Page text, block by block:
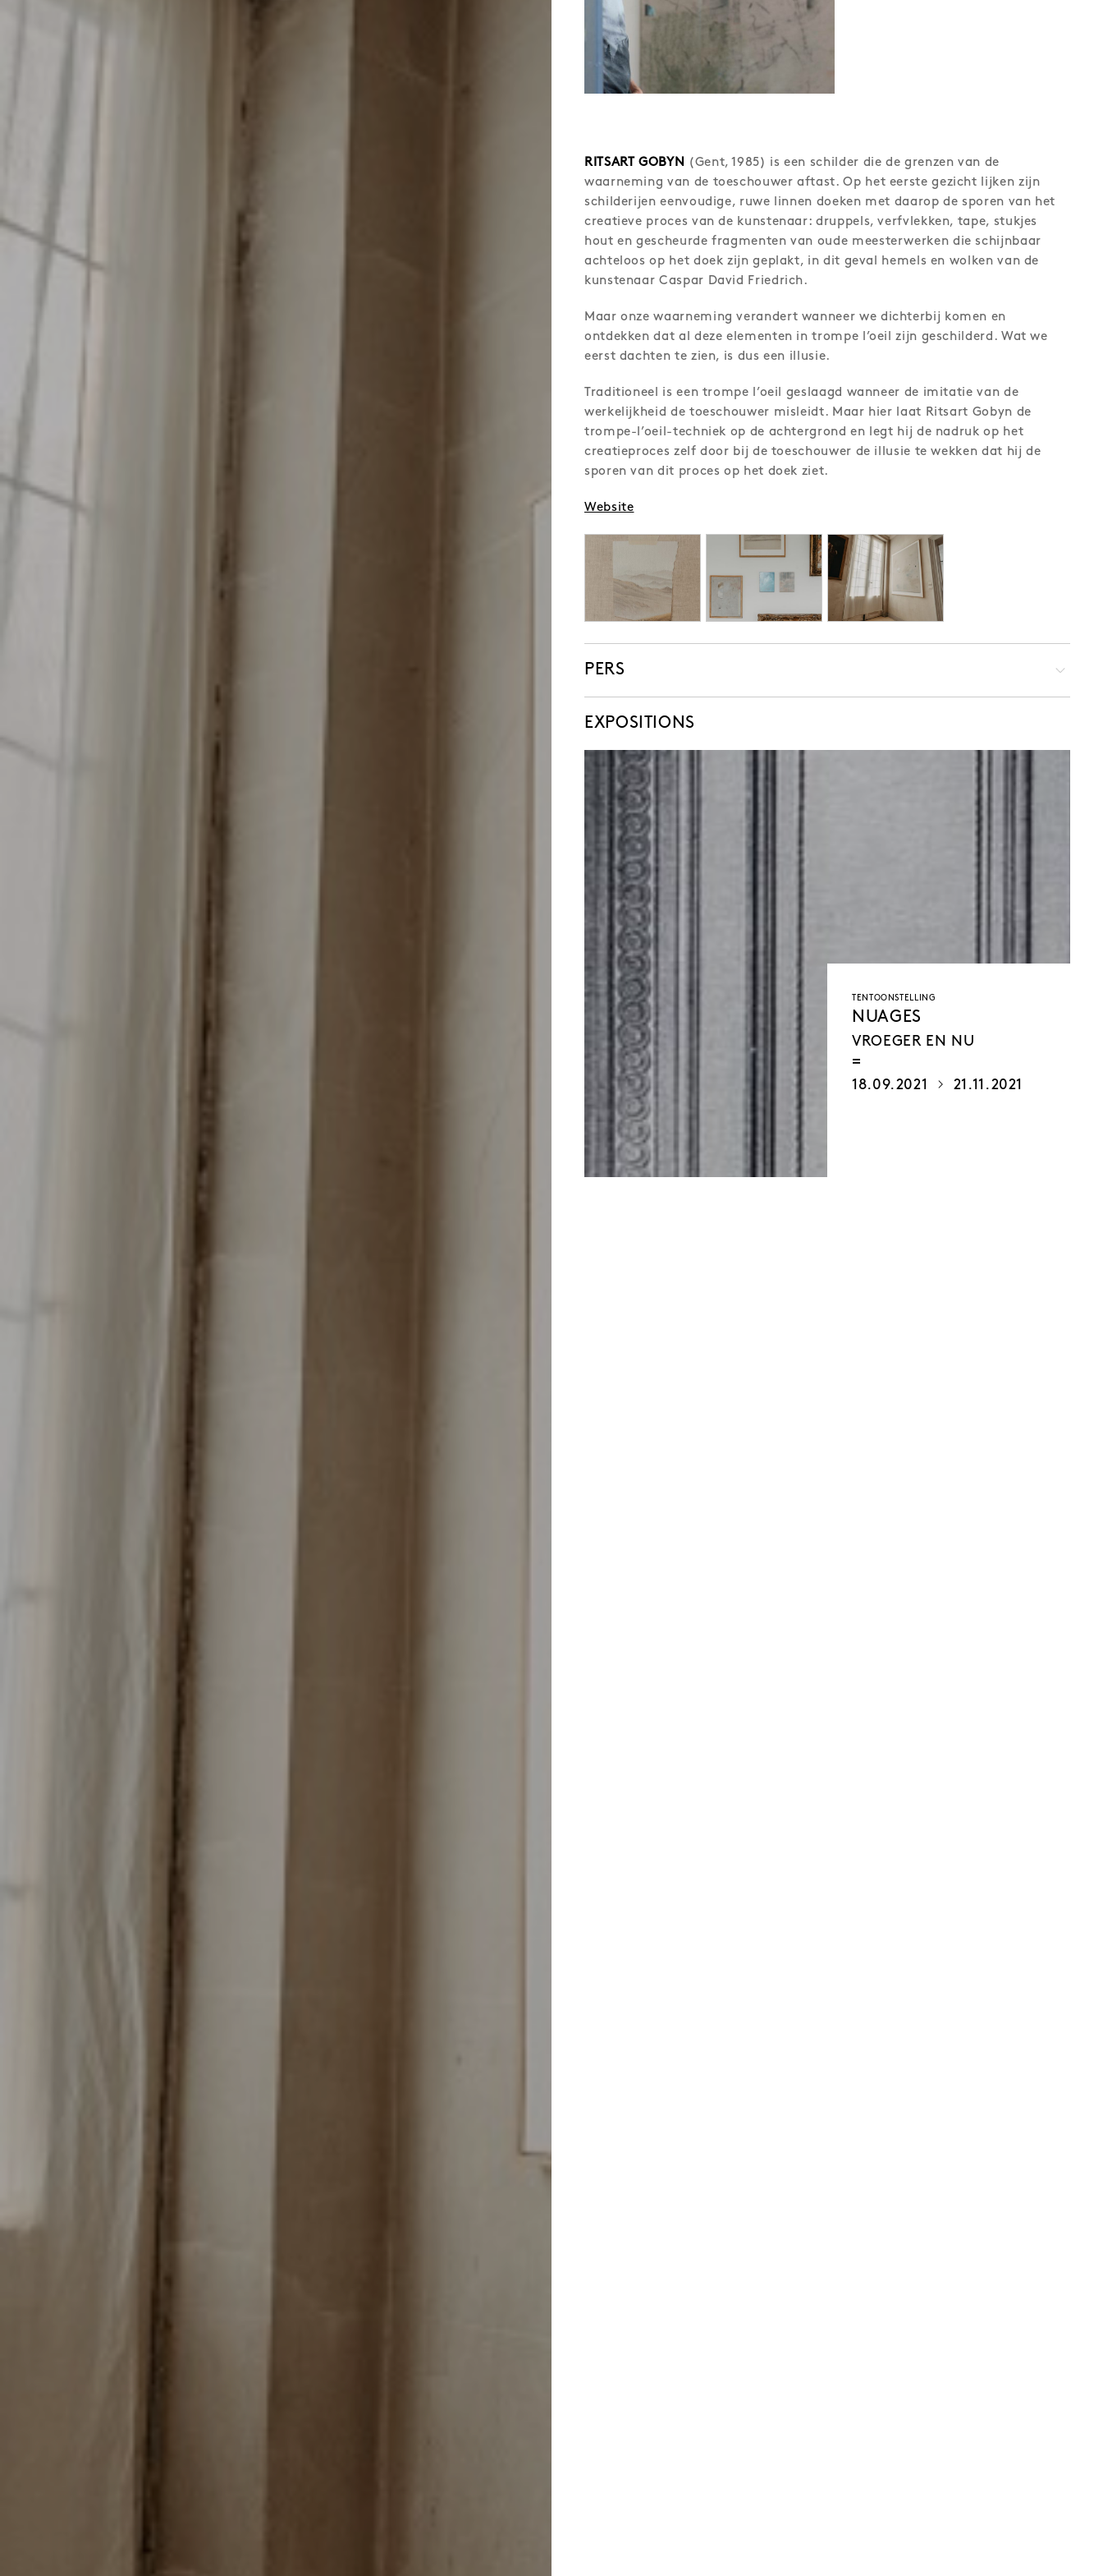
RITSART GOBYN (Gent, 1985) is een schilder die de grenzen van de
waarneming van de toeschouwer aftast. Op het eerste gezicht lijken zijn
schilderijen eenvoudige, ruwe linnen doeken met daarop de sporen van het
creatieve proces van de kunstenaar: druppels, verfvlekken, tape, stukjes
hout en gescheurde fragmenten van oude meesterwerken die schijnbaar
achteloos op het doek zijn geplakt, in dit geval hemels en wolken van de
kunstenaar Caspar David Friedrich.
Maar onze waarneming verandert wanneer we dichterbij komen en
ontdekken dat al deze elementen in trompe l’oeil zijn geschilderd. Wat we
eerst dachten te zien, is dus een illusie.
Traditioneel is een trompe l’oeil geslaagd wanneer de imitatie van de
werkelijkheid de toeschouwer misleidt. Maar hier laat Ritsart Gobyn de
trompe-l’oeil-techniek op de achtergrond en legt hij de nadruk op het
creatieproces zelf door bij de toeschouwer de illusie te wekken dat hij de
sporen van dit proces op het doek ziet.
Website
PERS
EXPOSITIONS
TENTOONSTELLING
NUAGES
VROEGER EN NU
18.09.2021 21.11.2021